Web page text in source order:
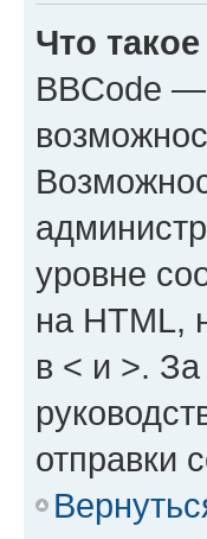
Что
BBCode
уровне
на HTML,
в < и >.
отправки